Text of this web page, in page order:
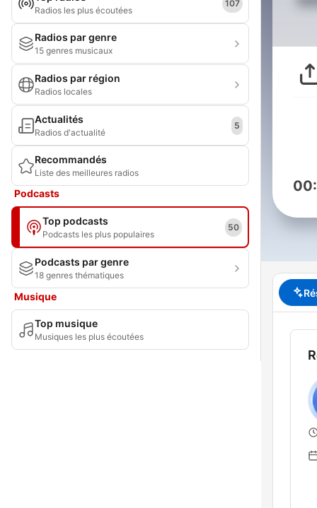
Radios les plus écoutées
107
Radios par genre
15 genres musicaux
Radios par région
Radios locales
Actualités
Radios d'actualité
5
Recommandés
Liste des meilleures radios
Podcasts
Top podcasts
Podcasts les plus populaires
50
Podcasts par genre
18 genres thématiques
Musique
Top musique
Musiques les plus écoutées